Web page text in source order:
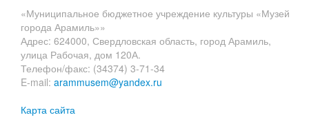
«Муниципальное бюджетное учреждение культуры «Музей
города Арамиль»»
Адрес: 624000, Свердловская область, город Арамиль,
улица Рабочая, дом 120А.
Телефон/факс: (34374) 3-71-34
E-mail: arammusem@yandex.ru
Карта сайта